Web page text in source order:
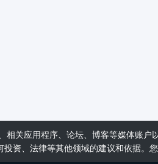
相关应用程序、论坛、博客等媒体账
投资、法律等其他领域的建议和依据